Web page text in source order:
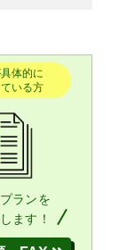
体的に
いる方
ランを
ます！